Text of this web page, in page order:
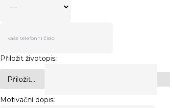
Přiložit životopis:
Přiložit...
Motivační dopis: